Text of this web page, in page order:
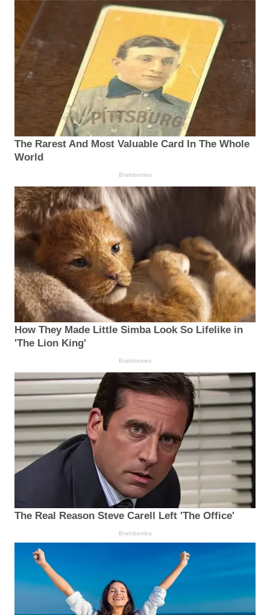
The Rarest And Most Valuable Card In The Whole
World
Brainberries
How They Made Little Simba Look So Lifelike in
'The Lion King'
Brainberries
The Real Reason Steve Carell Left 'The Office'
Brainberries